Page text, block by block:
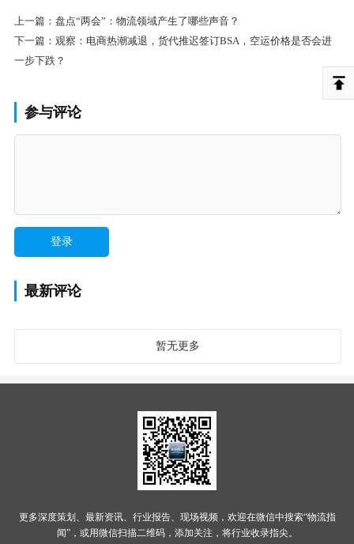
上一篇： 盘点“两会”：物流领域产生了哪些声音？
下一篇： 观察：电商热潮减退，货代推迟签订BSA，空运价格是否会进
一步下跌？
参与评论
最新评论
暂无更多
更多深度策划、最新资讯、行业报告、现场视频，欢迎在微信中搜索“物流指
闻”，或用微信扫描二维码，添加关注，将行业收录指尖。